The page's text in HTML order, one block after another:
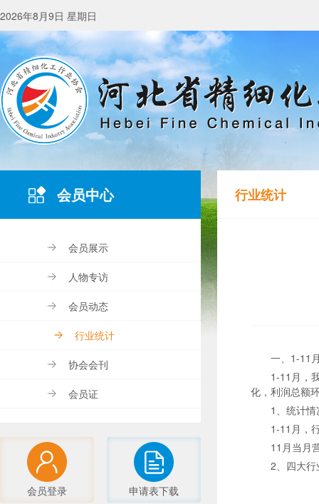
2026年8月9日 星期日
会员中心
会员展示
人物专访
会员动态
行业统计
协会会刊
会员证
会员登录 申请表下载
行业统计
一、1-11
1-11月，
化，利润总额
1、统计情
1-11月，
11月当月
2、四大